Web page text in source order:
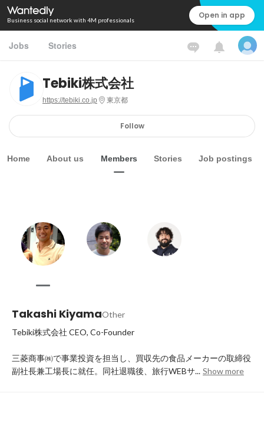
Business social network with 4M professionals Open in app
Jobs Stories
Tebiki株式会社
https://tebiki.co.jp 東京都
Follow
Home About us Members Stories Job postings
Takashi KiyamaOther
Tebiki株式会社 CEO, Co-Founder
三菱商事㈱で事業投資を担当し、買収先の食品メーカーの取締役
副社長兼工場長に就任。同社退職後、旅行WEBサ... Show more